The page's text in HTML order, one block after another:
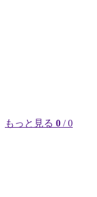
もっと見る 0 / 0